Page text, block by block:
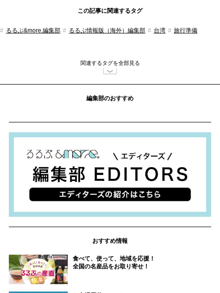
この記事に関連するタグ
るるぶ&more.編集部 るるぶ情報版（海外）編集部 台湾 旅行準備
関連するタグを全部見る
編集部のおすすめ
おすすめ情報
食べて、使って、地域を応援！
全国の名産品をお取り寄せ！